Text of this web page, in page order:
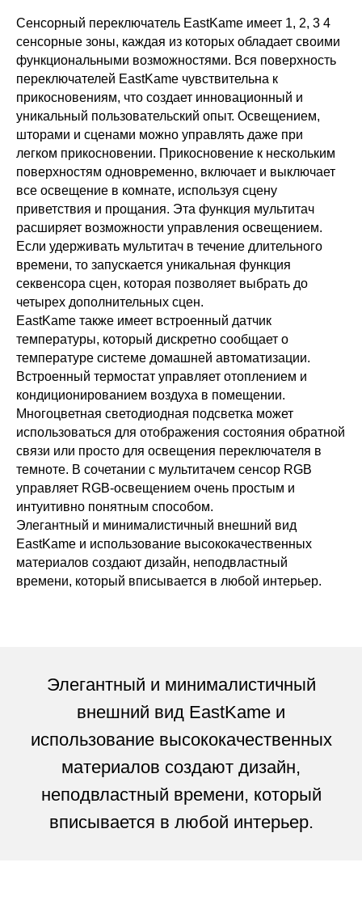
Сенсорный переключатель EastKame имеет 1, 2, 3 4
сенсорные зоны, каждая из которых обладает своими
функциональными возможностями. Вся поверхность
переключателей EastKame чувствительна к
прикосновениям, что создает инновационный и
уникальный пользовательский опыт. Освещением,
шторами и сценами можно управлять даже при
легком прикосновении. Прикосновение к нескольким
поверхностям одновременно, включает и выключает
все освещение в комнате, используя сцену
приветствия и прощания. Эта функция мультитач
расширяет возможности управления освещением.
Если удерживать мультитач в течение длительного
времени, то запускается уникальная функция
секвенсора сцен, которая позволяет выбрать до
четырех дополнительных сцен.
EastKame также имеет встроенный датчик
температуры, который дискретно сообщает о
температуре системе домашней автоматизации.
Встроенный термостат управляет отоплением и
кондиционированием воздуха в помещении.
Многоцветная светодиодная подсветка может
использоваться для отображения состояния обратной
связи или просто для освещения переключателя в
темноте. В сочетании с мультитачем сенсор RGB
управляет RGB-освещением очень простым и
интуитивно понятным способом.
Элегантный и минималистичный внешний вид
EastKame и использование высококачественных
материалов создают дизайн, неподвластный
времени, который вписывается в любой интерьер.
Элегантный и минималистичный
внешний вид EastKame и
использование высококачественных
материалов создают дизайн,
неподвластный времени, который
вписывается в любой интерьер.